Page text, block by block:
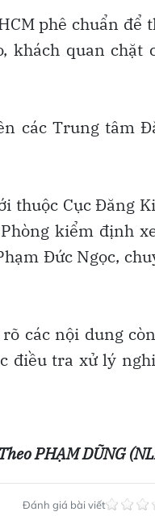
phê chuẩn để
khách quan chặt
các Trung tâm
thuộc Cục Đăng
kiểm định
Đức Ngọc,
các nội dung
điều tra xử lý
Theo PHẠM DŨNG
Đánh giá bài viết